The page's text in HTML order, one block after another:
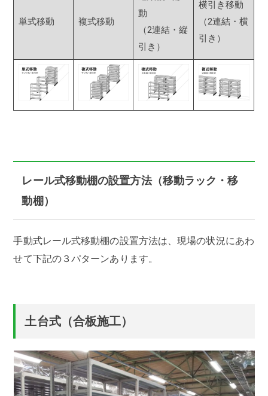
単式移動 複式移動
動
（2連結・縦
引き）
横引き移動
（2連結・横
引き）
レール式移動棚の設置方法（移動ラック・移
動棚）
手動式レール式移動棚の設置方法は、現場の状況にあわ
せて下記の３パターンあります。
土台式（合板施工）